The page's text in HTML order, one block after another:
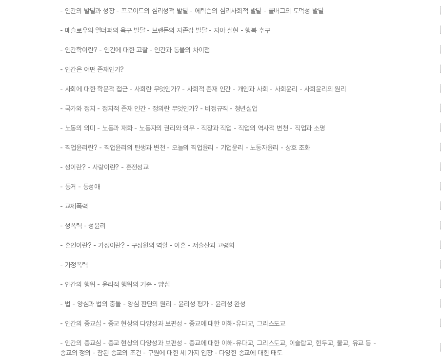
- 인간의 발달과 성장 - 프로이트의 심리성적 발달 - 에릭슨의 심리사회적 발달 - 콜버그의 도덕성 발달
- 메슬로우와 앨더퍼의 욕구 발달 - 브랜든의 자존감 발달 - 자아 실현 - 행복 추구
- 인간학이란? - 인간에 대한 고찰 - 인간과 동물의 차이점
- 인간은 어떤 존재인가?
- 사회에 대한 학문적 접근 - 사회란 무엇인가? - 사회적 존재 인간 - 개인과 사회 - 사회윤리 - 사회윤리의 원리
- 국가와 정치 - 정치적 존재 인간 - 정의란 무엇인가? - 비정규직 - 청년실업
- 노동의 의미 - 노동과 재화 - 노동자의 권리와 의무 - 직장과 직업 - 직업의 역사적 변천 - 직업과 소명
- 직업윤리란? - 직업윤리의 탄생과 변천 - 오늘의 직업윤리 - 기업윤리 - 노동자윤리 - 상호 조화
- 성이란? - 사랑이란? - 혼전성교
- 동거 - 동성애
- 교제폭력
- 성폭력 - 성윤리
- 혼인이란? - 가정이란? - 구성원의 역할 - 이혼 - 저출산과 고령화
- 가정폭력
- 인간의 행위 - 윤리적 행위의 기준 - 양심
- 법 - 양심과 법의 충돌 - 양심 판단의 원리 - 윤리성 평가 - 윤리성 완성
- 인간의 종교심 - 종교 현상의 다양성과 보편성 - 종교에 대한 이해-유다교, 그리스도교
- 인간의 종교심 - 종교 현상의 다양성과 보편성 - 종교에 대한 이해-유다교, 그리스도교, 이슬람교, 힌두교, 불교, 유교 등 -
종교의 정의 - 참된 종교의 조건 - 구원에 대한 세 가지 입장 - 다양한 종교에 대한 태도